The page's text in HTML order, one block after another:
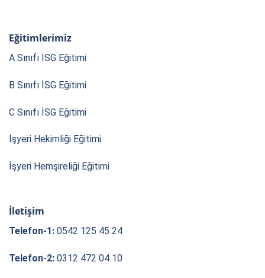
Eğitimlerimiz
A Sınıfı İSG Eğitimi
B Sınıfı İSG Eğitimi
C Sınıfı İSG Eğitimi
İşyeri Hekimliği Eğitimi
İşyeri Hemşireliği Eğitimi
İletişim
Telefon-1: 0542 125 45 24
Telefon-2: 0312 472 04 10